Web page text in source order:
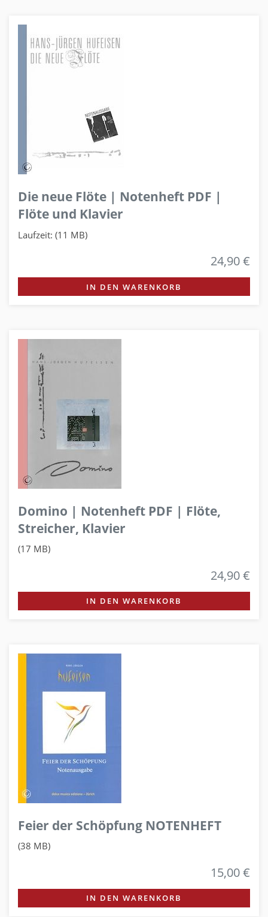
Die neue Flöte | Notenheft PDF |
Flöte und Klavier
Laufzeit: (11 MB)
24,90 €
IN DEN WARENKORB
Domino | Notenheft PDF | Flöte,
Streicher, Klavier
(17 MB)
24,90 €
IN DEN WARENKORB
Feier der Schöpfung NOTENHEFT
(38 MB)
15,00 €
IN DEN WARENKORB